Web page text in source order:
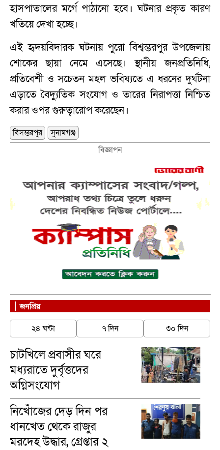
হাসপাতালের মর্গে পাঠানো হবে। ঘটনার প্রকৃত কারণ
খতিয়ে দেখা হচ্ছে।
এই হৃদয়বিদারক ঘটনায় পুরো বিশ্বম্ভরপুর উপজেলায়
শোকের ছায়া নেমে এসেছে। স্থানীয় জনপ্রতিনিধি,
প্রতিবেশী ও সচেতন মহল ভবিষ্যতে এ ধরনের দুর্ঘটনা
এড়াতে বৈদ্যুতিক সংযোগ ও তারের নিরাপত্তা নিশ্চিত
করার ওপর গুরুত্বারোপ করেছেন।
বিসম্ভরপুর
সুনামগঞ্জ
বিজ্ঞাপন
জনপ্রিয়
২৪ ঘন্টা ৭ দিন ৩০ দিন
চাটখিলে প্রবাসীর ঘরে
মধ্যরাতে দুর্বৃত্তদের
অগ্নিসংযোগ
নিখোঁজের দেড় দিন পর
ধানখেত থেকে রাজুর
মরদেহ উদ্ধার, গ্রেপ্তার ২